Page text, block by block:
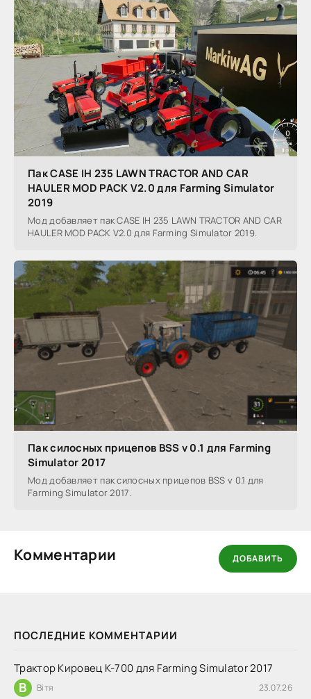
ПОСЛЕДНИЕ КОММЕНТАРИИ
Трактор Кировец К-700 для Farming Simulator 2017
В Вітя 23.07.26
Пак CASE IH 235 LAWN TRACTOR AND CAR
HAULER MOD PACK V2.0 для Farming Simulator
2019
Мод добавляет пак CASE IH 235 LAWN TRACTOR AND CAR
HAULER MOD PACK V2.0 для Farming Simulator 2019.
Пак силосных прицепов BSS v 0.1 для Farming
Simulator 2017
Мод добавляет пак силосных прицепов BSS v 0.1 для
Farming Simulator 2017.
Комментарии ДОБАВИТЬ